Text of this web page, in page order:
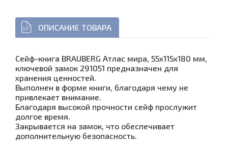
ОПИСАНИЕ ТОВАРА
Сейф-книга BRAUBERG Атлас мира, 55х115х180 мм,
ключевой замок 291051 предназначен для
хранения ценностей.
Выполнен в форме книги, благодаря чему не
привлекает внимание.
Благодаря высокой прочности сейф прослужит
долгое время.
Закрывается на замок, что обеспечивает
дополнительную безопасность.